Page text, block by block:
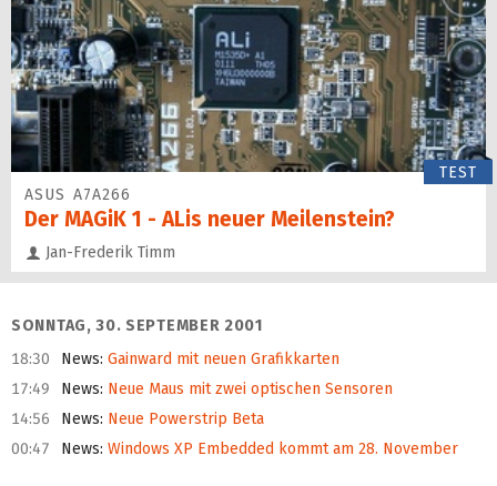
TEST
ASUS A7A266
Der MAGiK 1 - ALis neuer Meilenstein?
Jan-Frederik Timm
SONNTAG, 30. SEPTEMBER 2001
18:30
News: Gainward mit neuen Grafikkarten
17:49
News: Neue Maus mit zwei optischen Sensoren
14:56
News: Neue Powerstrip Beta
00:47
News: Windows XP Embedded kommt am 28. November